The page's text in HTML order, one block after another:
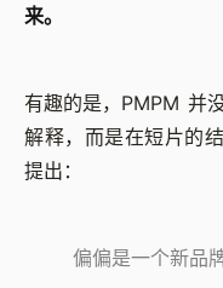
来。
有趣的是，PMPM 并
解释，而是在短片的
提出：
偏偏是一个新品